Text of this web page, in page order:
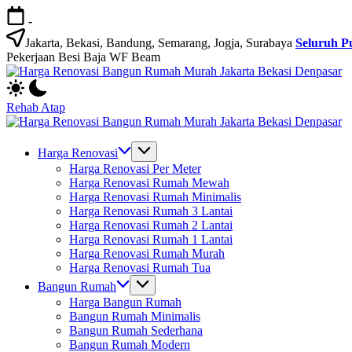
Skip
to
content
-
Jakarta, Bekasi, Bandung, Semarang, Jogja, Surabaya Seluruh
Pekerjaan Besi Baja WF Beam
Jasa
Bangun
Rumah
dan
Rumah
Rehab Atap
Bangun
Rumah
Harga Renovasi
Harga Renovasi Per Meter
Harga Renovasi Rumah Mewah
Harga Renovasi Rumah Minimalis
Harga Renovasi Rumah 3 Lantai
Harga Renovasi Rumah 2 Lantai
Harga Renovasi Rumah 1 Lantai
Harga Renovasi Rumah Murah
Harga Renovasi Rumah Tua
Bangun Rumah
Harga Bangun Rumah
Bangun Rumah Minimalis
Bangun Rumah Sederhana
Bangun Rumah Modern